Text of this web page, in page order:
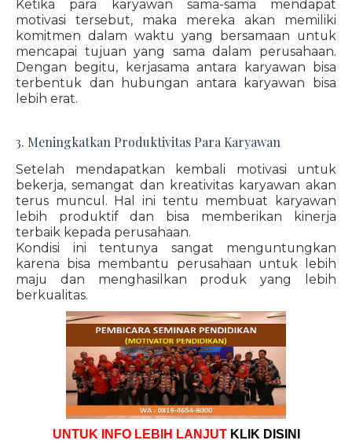
Ketika para karyawan sama-sama mendapat
motivasi tersebut, maka mereka akan memiliki
komitmen dalam waktu yang bersamaan untuk
mencapai tujuan yang sama dalam perusahaan.
Dengan begitu, kerjasama antara karyawan bisa
terbentuk dan hubungan antara karyawan bisa
lebih erat.
3. Meningkatkan Produktivitas Para Karyawan
Setelah mendapatkan kembali motivasi untuk
bekerja, semangat dan kreativitas karyawan akan
terus muncul. Hal ini tentu membuat karyawan
lebih produktif dan bisa memberikan kinerja
terbaik kepada perusahaan.
Kondisi ini tentunya sangat menguntungkan
karena bisa membantu perusahaan untuk lebih
maju dan menghasilkan produk yang lebih
berkualitas.
UNTUK INFO LEBIH LANJUT KLIK DISINI